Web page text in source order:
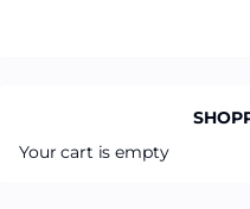
Your cart is empty